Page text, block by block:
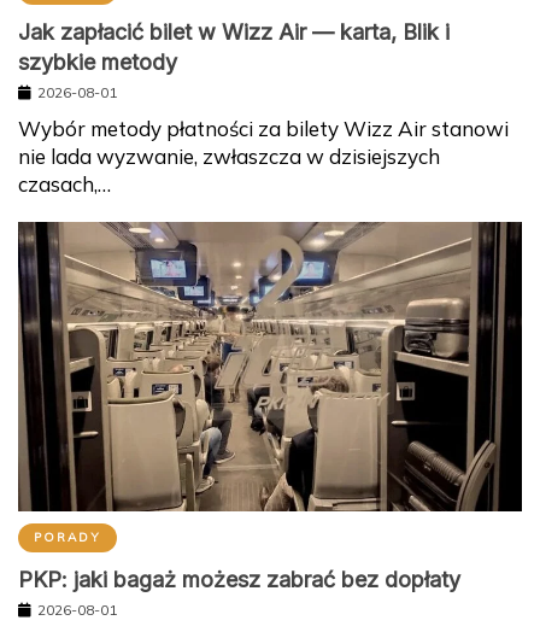
Jak zapłacić bilet w Wizz Air — karta, Blik i
szybkie metody
2026-08-01
Wybór metody płatności za bilety Wizz Air stanowi
nie lada wyzwanie, zwłaszcza w dzisiejszych
czasach,…
PORADY
PKP: jaki bagaż możesz zabrać bez dopłaty
2026-08-01